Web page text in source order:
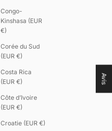
Congo-
Kinshasa (EUR
€)
Corée du Sud
(EUR €)
Costa Rica
(EUR €)
Côte d’Ivoire
(EUR €)
Croatie (EUR €)
Avis